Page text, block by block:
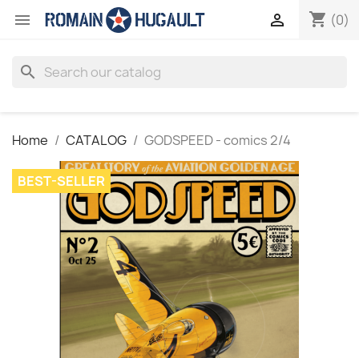
 shopping_cart (0)

search
Home CATALOG GODSPEED - comics 2/4
BEST-SELLER